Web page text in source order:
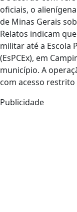
oficiais, o
de Minas Gerais
Relatos indicam
militar até a Escola
(EsPCEx), em
município. A
com acesso
Publicidade